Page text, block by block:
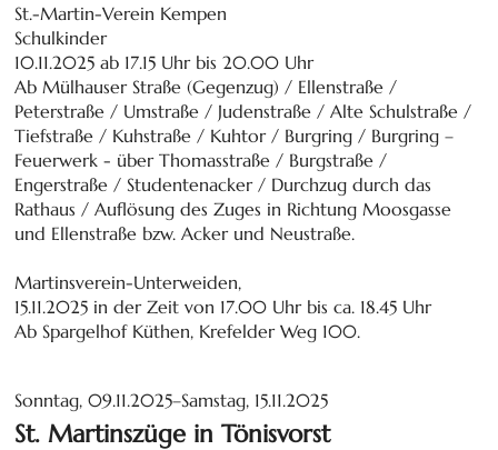
St.-Martin-Verein Kempen
Schulkinder
10.11.2025 ab 17.15 Uhr bis 20.00 Uhr
Ab Mülhauser Straße (Gegenzug) / Ellenstraße /
Peterstraße / Umstraße / Judenstraße / Alte Schulstraße /
Tiefstraße / Kuhstraße / Kuhtor / Burgring / Burgring –
Feuerwerk - über Thomasstraße / Burgstraße /
Engerstraße / Studentenacker / Durchzug durch das
Rathaus / Auflösung des Zuges in Richtung Moosgasse
und Ellenstraße bzw. Acker und Neustraße.
Martinsverein-Unterweiden,
15.11.2025 in der Zeit von 17.00 Uhr bis ca. 18.45 Uhr
Ab Spargelhof Küthen, Krefelder Weg 100.
Sonntag, 09.11.2025–Samstag, 15.11.2025
St. Martinszüge in Tönisvorst